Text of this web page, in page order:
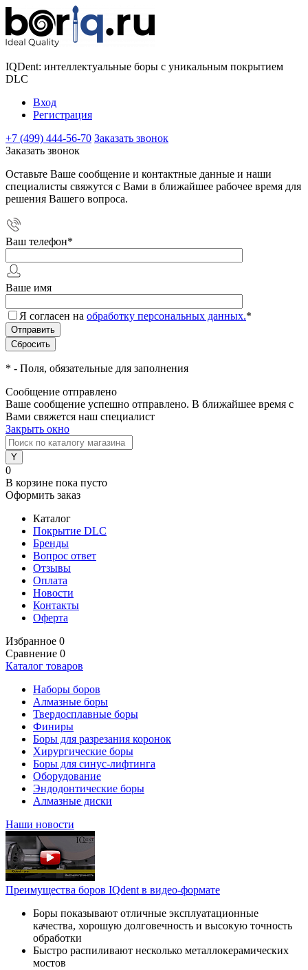
IQDent: интеллектуальные боры с уникальным покрытием
DLC
Вход
Регистрация
+7 (499) 444-56-70 Заказать звонок
Заказать звонок
Оставьте Ваше сообщение и контактные данные и наши
специалисты свяжутся с Вами в ближайшее рабочее время для
решения Вашего вопроса.
Ваш телефон*
Ваше имя
Я согласен на обработку персональных данных.*
* - Поля, обязательные для заполнения
Сообщение отправлено
Ваше сообщение успешно отправлено. В ближайшее время с
Вами свяжется наш специалист
Закрыть окно
0
В корзине пока пусто
Оформить заказ
Каталог
Покрытие DLC
Бренды
Вопрос ответ
Отзывы
Оплата
Новости
Контакты
Оферта
Избранное 0
Сравнение 0
Каталог товаров
Наборы боров
Алмазные боры
Твердосплавные боры
Финиры
Боры для разрезания коронок
Хирургические боры
Боры для синус-лифтинга
Оборудование
Эндодонтические боры
Алмазные диски
Наши новости
Преимущества боров IQdent в видео-формате
Боры показывают отличные эксплуатационные
качества, хорошую долговечность и высокую точность
обработки
Быстро распиливают несколько металлокерамических
мостов